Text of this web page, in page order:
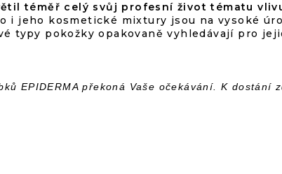
téměř celý svůj profesní život tématu
i jeho kosmetické mixtury jsou na vysoké
typy pokožky opakovaně vyhledávají pro
EPIDERMA překoná Vaše očekávání. K dostání